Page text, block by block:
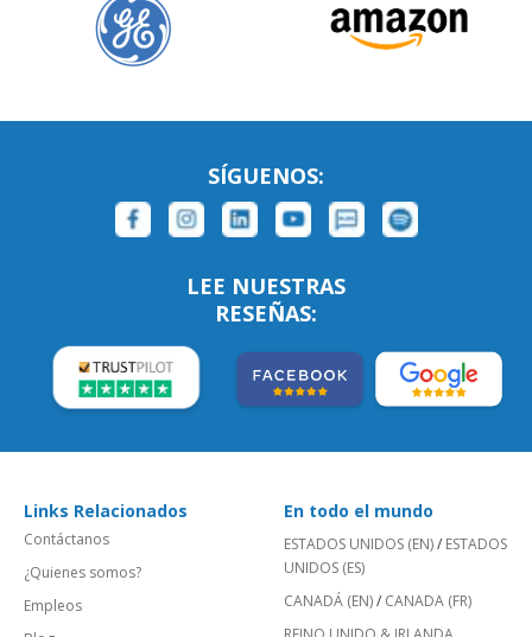
SÍGUENOS:
LEE NUESTRAS
RESEÑAS:
Links Relacionados
Contáctanos
¿Quienes somos?
Empleos
En todo el mundo
ESTADOS UNIDOS (EN)/ ESTADOS
UNIDOS (ES)
CANADÁ (EN)/ CANADA (FR)